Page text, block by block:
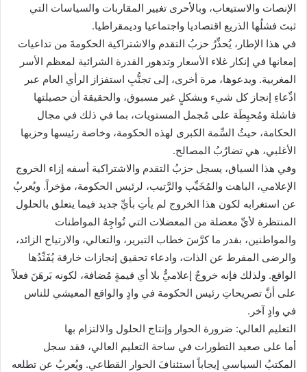
الإنصات والاستيعاب، وبالأحرى تغيير المقاربات والسياسات التي
ثبتَ فشلُها الذريع اقتصاديا واجتماعيا وديمقراطيا.
في هذا الإطار، يُحذِّرُ حزبُ التقدم والاشتراكية الحكومةَ من تداعيات
إمعانها في إنكار غلاء الأسعار وتدهور القدرة الشرائية لمعظم الأسر
المغربية. ويدعوها، مرة أخرى، إلى تجنُّبِ استفزاز الرأي العام عبر
ادِّعاءِ إنجاز كل شيء وبشكلٍ غير مسبوق، والحقيقة أن حصيلتها
فاشلة ومُحبِطَة على مُجمل المستويات، بما في ذلك في مجال
الحكامة، حيثُ السِّمة الكبرى لهذه الحكومة، وخاصة رئيسها وحزبها
الأغلبي، هي تضارُبُ المصالح.
وفي هذا السياق، يسجل حزبُ التقدم والاشتراكية أسفه إزاء الخروج
الإعلامي، الباهت والمُخَيِّب والرَّتيب، لرئيس الحكومة، مؤخراً. ويُعربُ
عن استغرابه لكون هذا الخروج لم يأتِ بأيِّ جديد فيما يتعلق بالحلول
المنتظرة لأيِّ معضلة من المعضلات التي تُواجِهُ المواطنات
والمواطنين، بقدر ما كرَّسَ خطاب التبرير، والتعالي، والارتياح الزائد،
والرضى المفرط عن الذات، وادعاء تحقيق إنجازات خارقة يُفَنِّدُها
الواقع. ولذلك فإنه خروجٌ إعلاميٌّ بلا أي قيمةٍ مُضافة، لكونه بَرهَنَ فعلاً
على أنَّ تصريحاتِ رئيس الحكومة في وادٍ والواقع المعيشي للناس
في وادٍ آخر.
التعليم العالي: ضرورة الحوار وإنتاج الحلول والالتزام بها
أما على صعيد التطورات في ساحة التعليم العالي، فقد سجل
المكتبُ السياسي إيجاباً استئنافَ الحوار القطاعي. ويُعربُ عن تطلعه